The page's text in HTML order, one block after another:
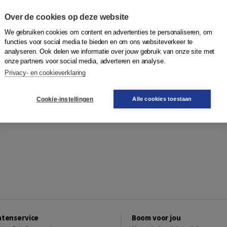
Boom voor jou
Over de cookies op deze website
We gebruiken cookies om content en advertenties te personaliseren, om
functies voor social media te bieden en om ons websiteverkeer te
analyseren. Ook delen we informatie over jouw gebruik van onze site met
onze partners voor social media, adverteren en analyse.
Privacy- en cookieverklaring
Cookie-instellingen Alle cookies toestaan